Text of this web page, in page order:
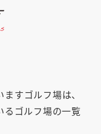
ース
すゴルフ場は、
るゴルフ場の一覧